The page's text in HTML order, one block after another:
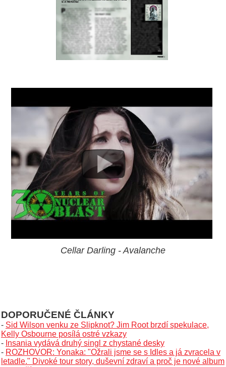
Cellar Darling - Avalanche
DOPORUČENÉ ČLÁNKY
- Sid Wilson venku ze Slipknot? Jim Root brzdí spekulace,
Kelly Osbourne posílá ostré vzkazy
- Insania vydává druhý singl z chystané desky
- ROZHOVOR: Yonaka: "Ožrali jsme se s Idles a já zvracela v
letadle." Divoké tour story, duševní zdraví a proč je nové album